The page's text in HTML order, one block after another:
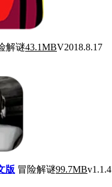
解谜43.1MBV2018.8.17
版 冒险解谜99.7MBv1.1.4